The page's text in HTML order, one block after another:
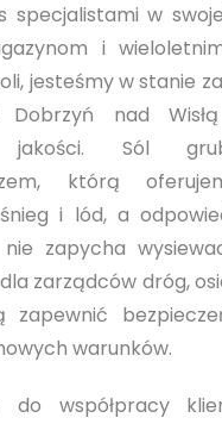
specjalistami w
i
jesteśmy w stanie
nad
jakości. Sól
którą
i lód, a
zapycha
zarządców dróg,
zapewnić
warunków.
do współpracy